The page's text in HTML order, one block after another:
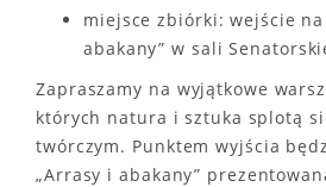
miejsce zbiórki: wejście
abakany” w sali
Zapraszamy na wyjątkowe
których natura i sztuka splotą
twórczym. Punktem wyjścia
„Arrasy i abakany”